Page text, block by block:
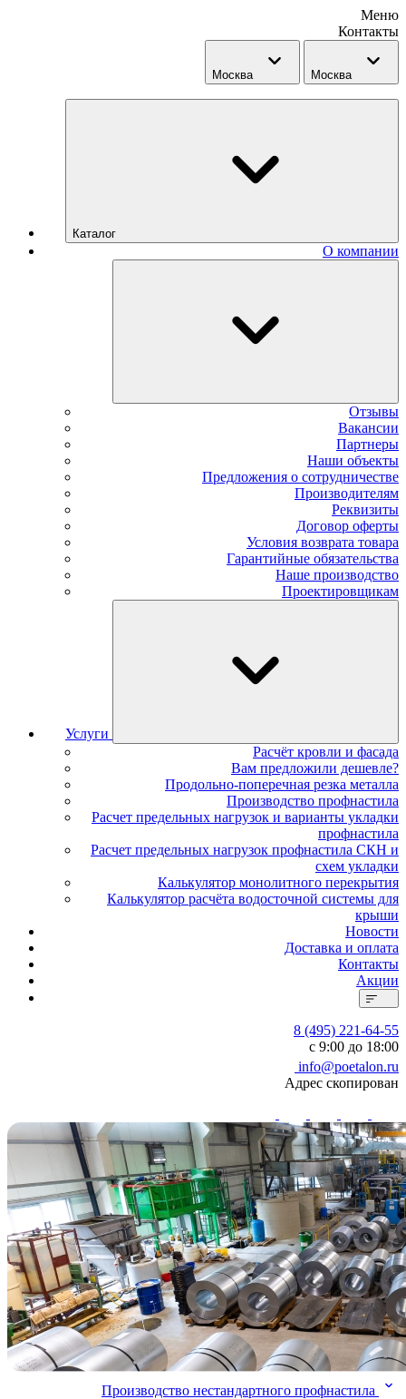
Меню
Контакты
Москва Москва
Каталог
О компании
Отзывы
Вакансии
Партнеры
Наши объекты
Предложения о сотрудничестве
Производителям
Реквизиты
Договор оферты
Условия возврата товара
Гарантийные обязательства
Наше производство
Проектировщикам
Услуги
Расчёт кровли и фасада
Вам предложили дешевле?
Продольно-поперечная резка металла
Производство профнастила
Расчет предельных нагрузок и варианты укладки
профнастила
Расчет предельных нагрузок профнастила СКН и
схем укладки
Калькулятор монолитного перекрытия
Калькулятор расчёта водосточной системы для
крыши
Новости
Доставка и оплата
Контакты
Акции
8 (495) 221-64-55
с 9:00 до 18:00
info@poetalon.ru
Адрес скопирован
Производство нестандартного профнастила